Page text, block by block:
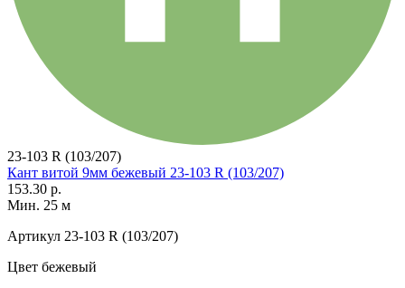
23-103 R (103/207)
Кант витой 9мм бежевый 23-103 R (103/207)
153.30 р.
Мин. 25 м
Артикул 23-103 R (103/207)
Цвет бежевый